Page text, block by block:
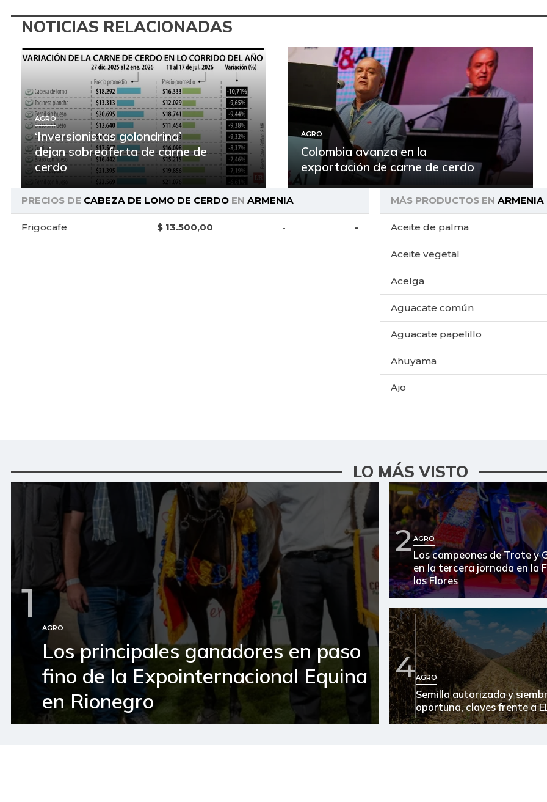
NOTICIAS RELACIONADAS
AGRO
‘Inversionistas golondrina’
dejan sobreoferta de carne de
cerdo
AGRO
Colombia avanza en la
exportación de carne de cerdo
PRECIOS DE CABEZA DE LOMO DE CERDOEN ARMENIA
Frigocafe $ 13.500,00 - -
MÁS PRODUCTOS EN ARMENIA
Aceite de palma
Aceite vegetal
Acelga
Aguacate común
Aguacate papelillo
Ahuyama
Ajo
Arracacha blanca
Arroz de primera
Arveja verde
Arveja verde seca
Atún en lata
Avena en hojuelas
Azúcar
Bagre rayado en postas
congelado
Banano criollo
Berenjena
LO MÁS VISTO
1
AGRO
Los principales ganadores en paso
fino de la Expointernacional Equina
en Rionegro
2AGRO
Los campeones de Trote y
en la tercera jornada en la
las Flores
4AGRO
Semilla autorizada y
oportuna, claves frente a